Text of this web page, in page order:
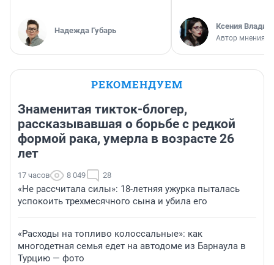
Надежда Губарь Ксения
Автор мнения
РЕКОМЕНДУЕМ
Знаменитая тикток-блогер,
рассказывавшая о борьбе с редкой
формой рака, умерла в возрасте 26
лет
17 часов 8 049 28
«Не рассчитала силы»: 18-летняя ужурка пыталась
успокоить трехмесячного сына и убила его
«Расходы на топливо колоссальные»: как
многодетная семья едет на автодоме из Барнаула в
Турцию — фото